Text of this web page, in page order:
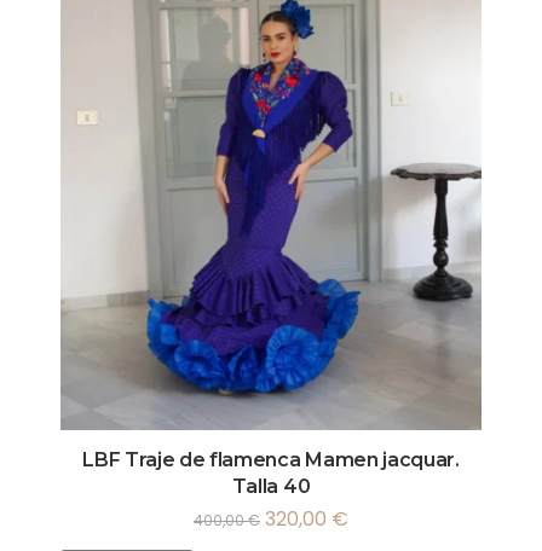
LBF Traje de flamenca Mamen jacquar.
Talla 40
400,00€ 320,00 €